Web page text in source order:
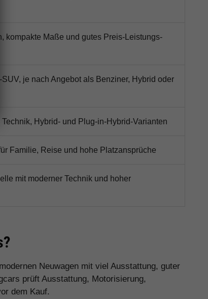
kompakte Maße und gutes Preis-Leistungs-
SUV, je nach Angebot als Benziner, Hybrid oder
Hybrid- und Plug-in-Hybrid-Varianten
Familie, Reise und hohe Platzansprüche
mit moderner Technik und hoher
Neuwagen mit viel Ausstattung, guter
prüft Ausstattung, Motorisierung,
dem Kauf.